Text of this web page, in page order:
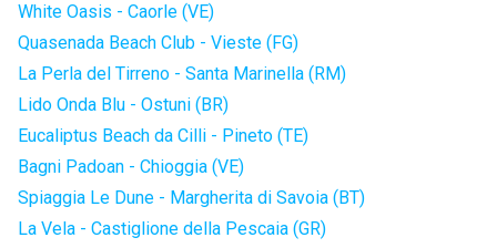
White Oasis - Caorle (VE)
Quasenada Beach Club - Vieste (FG)
La Perla del Tirreno - Santa Marinella (RM)
Lido Onda Blu - Ostuni (BR)
Eucaliptus Beach da Cilli - Pineto (TE)
Bagni Padoan - Chioggia (VE)
Spiaggia Le Dune - Margherita di Savoia (BT)
La Vela - Castiglione della Pescaia (GR)